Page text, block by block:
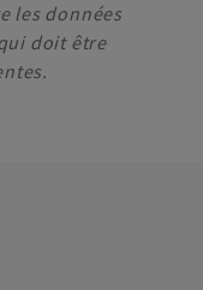
les données
doit être